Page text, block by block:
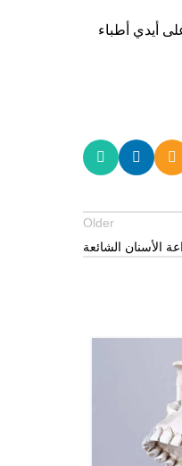
أيدي أطباء
Older
الأسنان الشائعة